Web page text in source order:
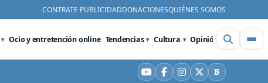
CONTRATE PUBLICIDADDONACIONESQUIÉNES SOMOS
Ocio y entretención online Tendencias Cultura Opinión Videos
YouTube
Facebook
Instagram
X BBluesky